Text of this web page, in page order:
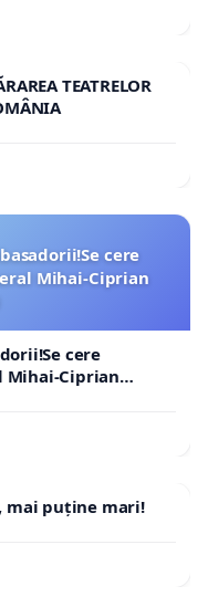
TEATRELOR
cere
Mihai-Ciprian
cere
Mihai-Ciprian
mai puține mari!